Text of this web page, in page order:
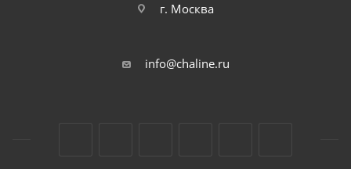
г. Москва
info@chaline.ru